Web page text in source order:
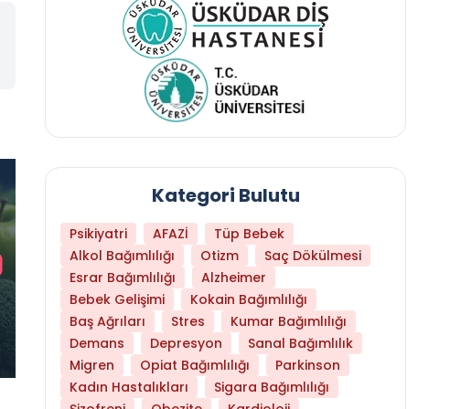
Daha Az Protein Tüketmek Yaşlanmayı
Kategori Bulutu
Psikiyatri AFAZİ
Tüp Bebek
Alkol Bağımlılığı
Otizm
Saç Dökülmesi
Esrar Bağımlılığı
Alzheimer
Bebek Gelişimi
Kokain Bağımlılığı
Baş Ağrıları
Stres
Kumar Bağımlılığı
Demans
Depresyon
Sanal Bağımlılık
Migren
Opiat Bağımlılığı
Parkinson
Kadın Hastalıkları
Sigara Bağımlılığı